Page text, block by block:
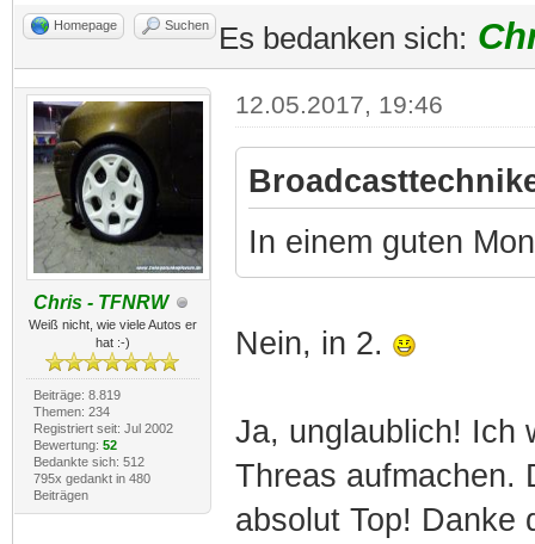
Homepage Suchen Es bedanken sich:
Chris - TFNRW
Weiß nicht, wie viele Autos er
hat :-)
Beiträge: 8.819
Themen: 234
Registriert seit: Jul 2002
Bewertung: 52
Bedankte sich: 512
795x gedankt in 480
Beiträgen
12.05.2017, 19:46
In einem guten
Nein, in 2.
Ja, unglaublich! Ich
Threas aufmachen.
absolut Top! Danke